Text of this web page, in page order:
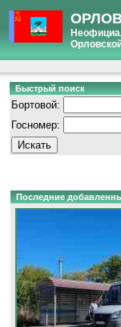
Быстрый поиск
Бортовой:
Госномер:
Последние